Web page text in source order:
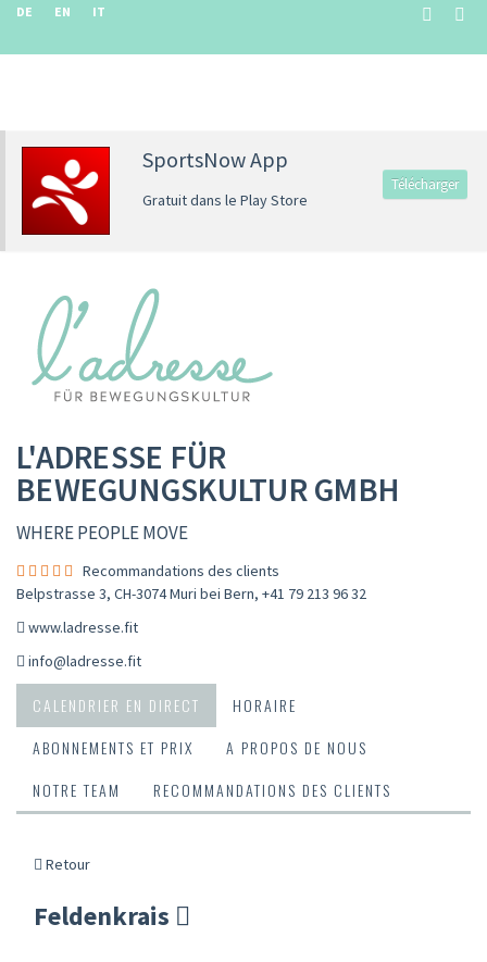
DE EN IT
SportsNow App
Gratuit dans le Play Store
Télécharger
L'ADRESSE FÜR
BEWEGUNGSKULTUR GMBH
WHERE PEOPLE MOVE
Recommandations des clients
Belpstrasse 3, CH-3074 Muri bei Bern, +41 79 213 96 32
www.ladresse.fit
info@ladresse.fit
CALENDRIER EN DIRECT
HORAIRE
ABONNEMENTS ET PRIX
A PROPOS DE NOUS
NOTRE TEAM
RECOMMANDATIONS DES CLIENTS
Retour
Feldenkrais